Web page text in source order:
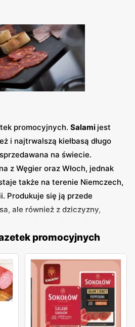
promocyjnych. Salami jest
i najtrwalszą kiełbasą długo
na świecie.
z Węgier oraz Włoch, jednak
także na terenie Niemczech,
Produkuje się ją przede
ale również z dziczyzny,
na skórce, pleśniowy. Na
oraz różnych ziół. Można jeść
smakuje również w
dipów lub sałatek. By kupić ten
cenie, warto śledzić gazetki
promocyjnych